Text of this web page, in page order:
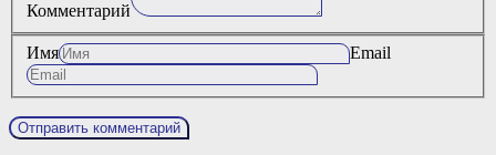
Комментарий
Имя Email